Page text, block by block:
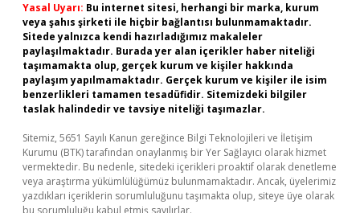
Yasal Uyarı: Bu internet sitesi, herhangi bir marka, kurum
veya şahıs şirketi ile hiçbir bağlantısı bulunmamaktadır.
Sitede yalnızca kendi hazırladığımız makaleler
paylaşılmaktadır. Burada yer alan içerikler haber niteliği
taşımamakta olup, gerçek kurum ve kişiler hakkında
paylaşım yapılmamaktadır. Gerçek kurum ve kişiler ile isim
benzerlikleri tamamen tesadüfidir. Sitemizdeki bilgiler
taslak halindedir ve tavsiye niteliği taşımazlar.
Sitemiz, 5651 Sayılı Kanun gereğince Bilgi Teknolojileri ve İletişim
Kurumu (BTK) tarafından onaylanmış bir Yer Sağlayıcı olarak hizmet
vermektedir. Bu nedenle, sitedeki içerikleri proaktif olarak denetleme
veya araştırma yükümlülüğümüz bulunmamaktadır. Ancak, üyelerimiz
yazdıkları içeriklerin sorumluluğunu taşımakta olup, siteye üye olarak
bu sorumluluğu kabul etmiş sayılırlar.